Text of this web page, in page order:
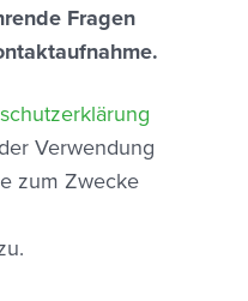
Fragen
Verwendung
zum Zwecke